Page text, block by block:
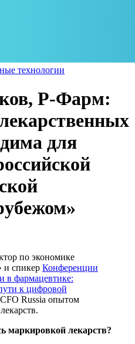
технологии
Р-Фарм:
для
по экономике
и спикер Конференции
в фармацевтике:
к цифровой
Russia опытом
маркировкой лекарств?